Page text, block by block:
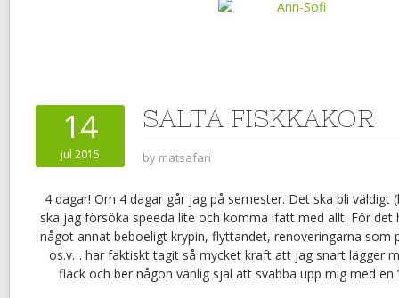
14
jul 2015
SALTA FISKKAKOR
by matsafari
4 dagar! Om 4 dagar går jag på semester. Det ska bli väldigt
ska jag försöka speeda lite och komma ifatt med allt. För det
något annat beboeligt krypin, flyttandet, renoveringarna som
os.v… har faktiskt tagit så mycket kraft att jag snart lägger
fläck och ber någon vänlig själ att svabba upp mig med en